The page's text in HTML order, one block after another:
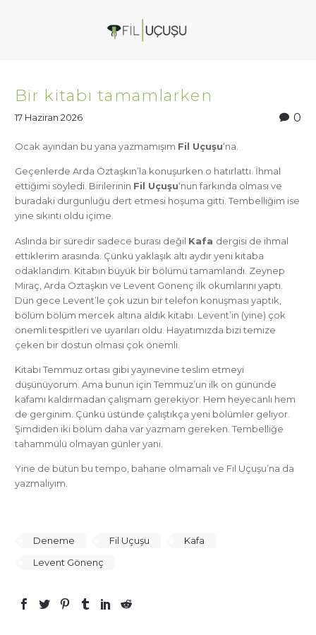
Bir kitabı tamamlarken
0
17 Haziran 2026
Ocak ayından bu yana yazmamışım Fil Uçuşu‘na.
Geçenlerde Arda Öztaşkın’la konuşurken o hatırlattı. İhmal
ettiğimi söyledi. Birilerinin Fil Uçuşu‘nun farkında olması ve
buradaki durgunluğu dert etmesi hoşuma gitti. Tembelliğim ise
yine sıkıntı oldu içime.
Aslında bir süredir sadece burası değil Kafa dergisi de ihmal
ettiklerim arasında. Çünkü yaklaşık altı aydır yeni kitaba
odaklandım. Kitabın büyük bir bölümü tamamlandı. Zeynep
Miraç, Arda Öztaşkın ve Levent Gönenç ilk okumlarını yaptı.
Dün gece Levent’le çok uzun bir telefon konuşması yaptık,
bölüm bölüm mercek altına aldık kitabı. Levent’in (yine) çok
önemli tespitleri ve uyarıları oldu. Hayatımızda bizi temize
çeken bir dostun olması çok önemli.
Kitabı Temmuz ortası gibi yayınevine teslim etmeyi
düşünüyorum. Ama bunun için Temmuz’un ilk on gününde
kafamı kaldırmadan çalışmam gerekiyor. Hem heyecanlı hem
de gerginim. Çünkü üstünde çalıştıkça yeni bölümler geliyor.
Şimdiden iki bölüm daha var yazmam gereken. Tembelliğe
tahammülü olmayan günler yani.
Yine de bütün bu tempo, bahane olmamalı ve Fil Uçuşu’na da
yazmalıyım.
Deneme Fil Uçuşu
Kafa
Levent Gönenç